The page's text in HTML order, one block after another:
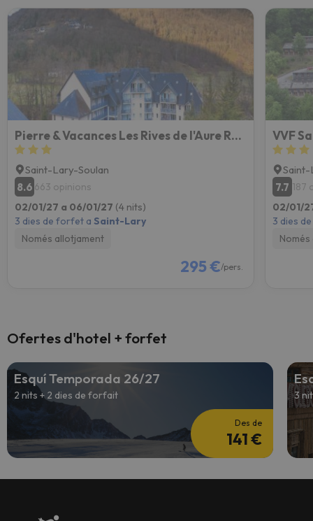
Pierre & Vacances Les Rives de l'Aure Résidence
Saint-Lary-Soulan
8.6 663 opinions
02/01/27 a 06/01/27 (4 nits)
3 dies de forfet a Saint-Lary
Només allotjament
295 €/pers.
7.7 187
02/01/
3 dies
Ofertes d'hotel + forfet
Esquí Temporada 26/27
2 nits + 2 dies de forfait
Des de
141 €
3